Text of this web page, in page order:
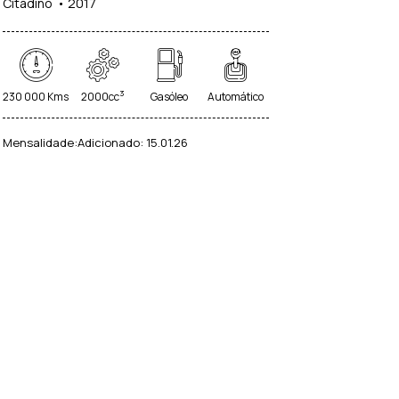
de Tracção Integral (DTC)
Elétricos (41)
230 000 Kms 2000cc3 Gasóleo Automático
Mensalidade:Adicionado: 15.01.26